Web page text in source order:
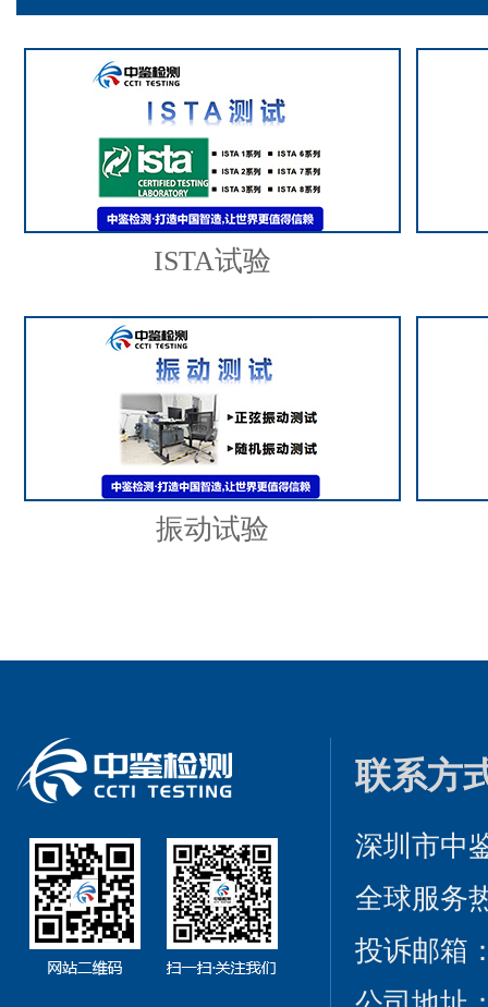
ISTA试验
振动试验
联系方
深圳市中
全球服务
投诉邮箱